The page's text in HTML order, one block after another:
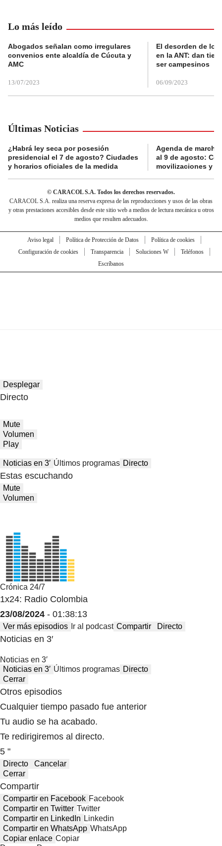
Lo más leído
Abogados señalan como irregulares
convenios ente alcaldía de Cúcuta y
AMC
13/07/2023
El desorden de
en la ANT: dan
ser campesinos
06/09/2023
Últimas Noticias
¿Habrá ley seca por posesión
presidencial el 7 de agosto? Ciudades
y horarios oficiales de la medida
Agenda de
al 9 de agosto:
movilizaciones y
© CARACOL S.A. Todos los derechos reservados.
CARACOL S.A. realiza una reserva expresa de las reproducciones y usos de las obras
y otras prestaciones accesibles desde este sitio web a medios de lectura mecánica u otros
medios que resulten adecuados.
Aviso legal Política de Protección de Datos
Política de cookies
Configuración de cookies
Transparencia Soluciones W
Teléfonos
Escríbanos
Desplegar
Directo
Mute
Volumen
Play
Noticias en 3′ Últimos programas Directo
Estas escuchando
Mute
Volumen
Crónica 24/7
1x24: Radio Colombia
23/08/2024 - 01:38:13
Ver más episodios Ir al podcast Compartir Directo
Noticias en 3′
Noticias en 3′
Noticias en 3′ Últimos programas Directo
Cerrar
Otros episodios
Cualquier tiempo pasado fue anterior
Tu audio se ha acabado.
Te redirigiremos al directo.
5 "
Directo
Cancelar
Cerrar
Compartir
Compartir en Facebook Facebook
Compartir en Twitter Twitter
Compartir en LinkedIn Linkedin
Compartir en WhatsApp WhatsApp
Copiar enlace Copiar